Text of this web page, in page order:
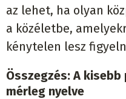
az lehet, ha olyan
a közéletbe,
kénytelen lesz
Összegzés: A
mérleg nyelve